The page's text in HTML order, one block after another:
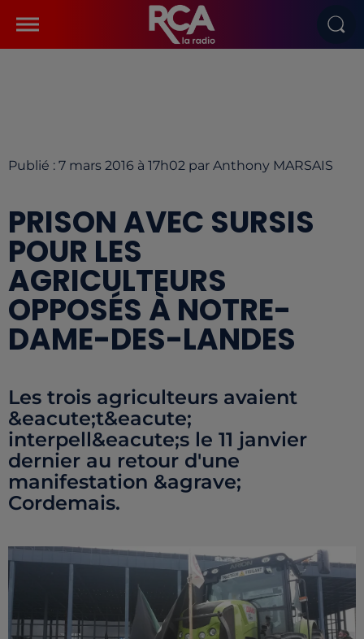
Publié : 7 mars 2016 à 17h02 par Anthony MARSAIS
PRISON AVEC SURSIS
POUR LES
AGRICULTEURS
OPPOSÉS À NOTRE-
DAME-DES-LANDES
Les trois agriculteurs avaient
&eacute;t&eacute;
interpell&eacute;s le 11 janvier
dernier au retour d'une
manifestation &agrave;
Cordemais.